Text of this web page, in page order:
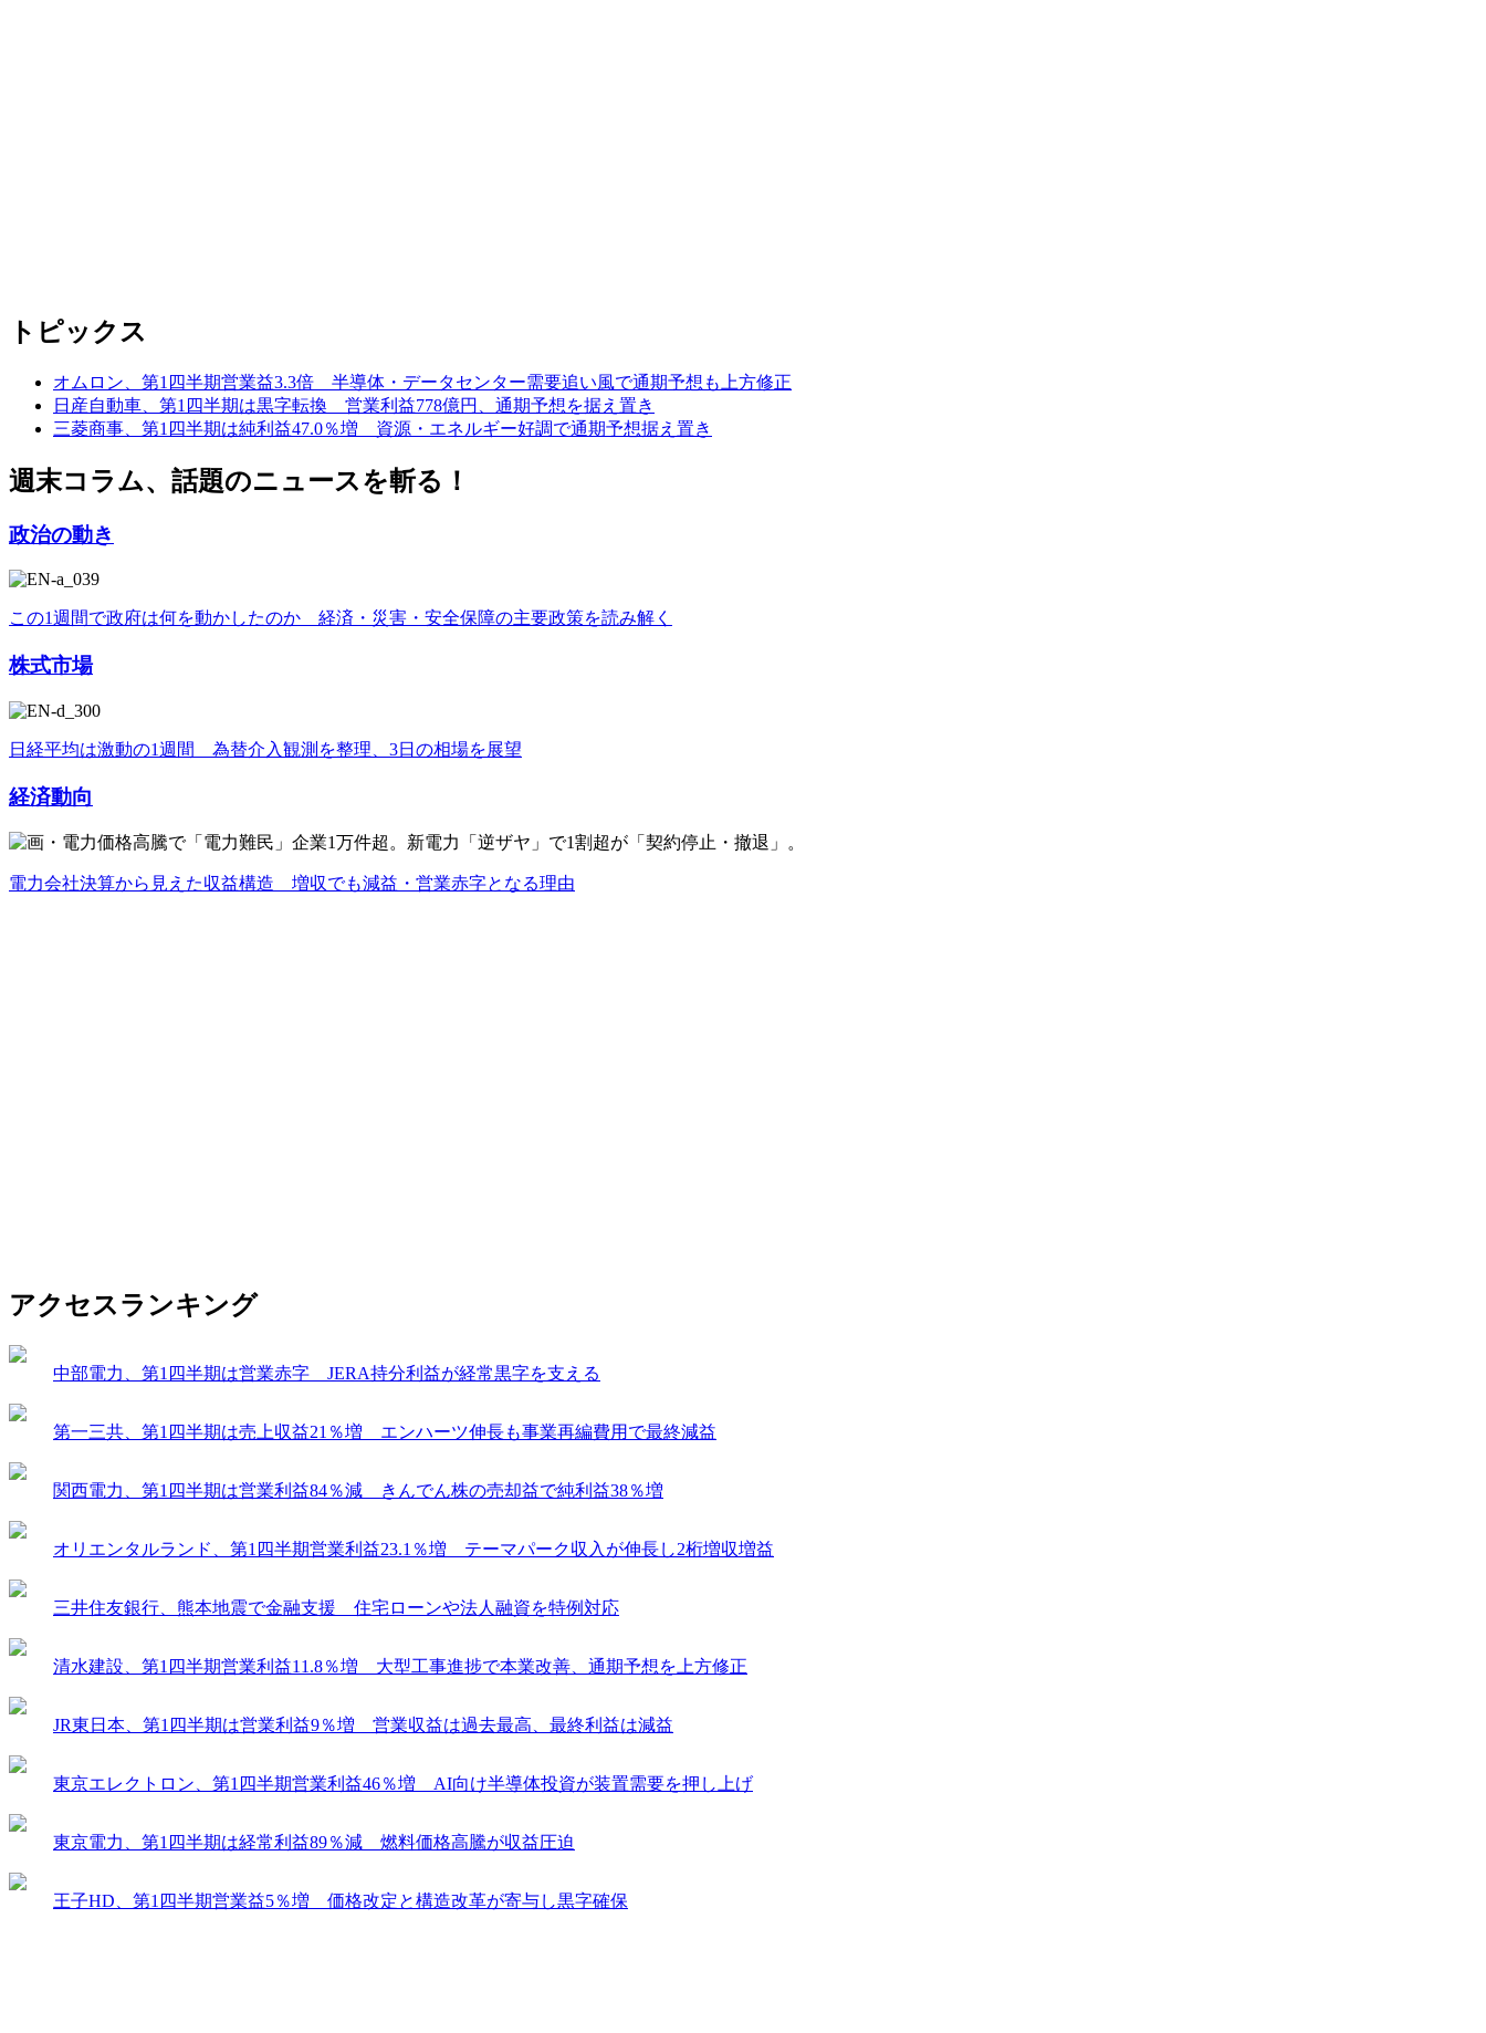
トピックス
オムロン、第1四半期営業益3.3倍 半導体・データセンター需要追い風で通期予想も上方修正
日産自動車、第1四半期は黒字転換 営業利益778億円、通期予想を据え置き
三菱商事、第1四半期は純利益47.0％増 資源・エネルギー好調で通期予想据え置き
週末コラム、話題のニュースを斬る！
政治の動き
この1週間で政府は何を動かしたのか 経済・災害・安全保障の主要政策を読み解く
株式市場
日経平均は激動の1週間 為替介入観測を整理、3日の相場を展望
経済動向
電力会社決算から見えた収益構造 増収でも減益・営業赤字となる理由
アクセスランキング
中部電力、第1四半期は営業赤字 JERA持分利益が経常黒字を支える
第一三共、第1四半期は売上収益21％増 エンハーツ伸長も事業再編費用で最終減益
関西電力、第1四半期は営業利益84％減 きんでん株の売却益で純利益38％増
オリエンタルランド、第1四半期営業利益23.1％増 テーマパーク収入が伸長し2桁増収増益
三井住友銀行、熊本地震で金融支援 住宅ローンや法人融資を特例対応
清水建設、第1四半期営業利益11.8％増 大型工事進捗で本業改善、通期予想を上方修正
JR東日本、第1四半期は営業利益9％増 営業収益は過去最高、最終利益は減益
東京エレクトロン、第1四半期営業利益46％増 AI向け半導体投資が装置需要を押し上げ
東京電力、第1四半期は経常利益89％減 燃料価格高騰が収益圧迫
王子HD、第1四半期営業益5％増 価格改定と構造改革が寄与し黒字確保